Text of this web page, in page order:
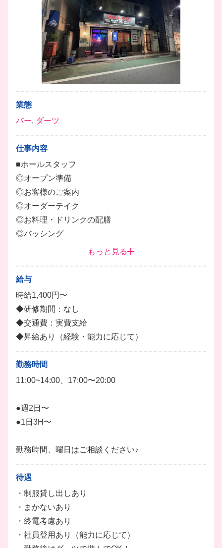
業態
バー, ダーツ
仕事内容
■ホールスタッフ
◎オープン準備
◎お客様のご案内
◎オーダーテイク
◎お料理・ドリンクの配膳
◎バッシング
◎簡単なキッチン内作業など
音楽が常に流れていて、ハーレーダビッドソンも置い
てある、自由で楽しい職場です！
迎です♪
もっと見る
給与
時給1,400円〜
◆研修期間：なし
◆交通費：実費支給
◆昇給あり（経験・能力に応じて）
勤務時間
11:00~14:00、17:00〜20:00
●週2日〜
●1日3H〜
勤務時間、曜日はご相談ください♪
待遇
・制服貸し出しあり
・まかないあり
・終電考慮あり
・社員登用あり（能力に応じて）